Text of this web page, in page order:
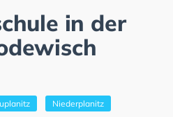
in der
Niederplanitz